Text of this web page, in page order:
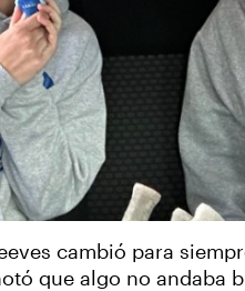
cambió para
que algo no andaba